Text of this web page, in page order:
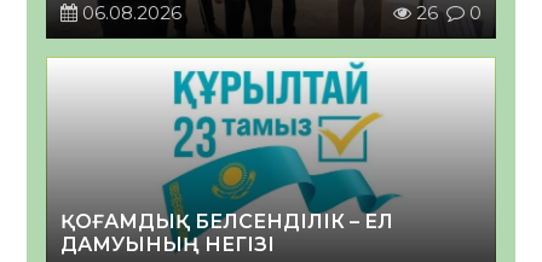
06.08.2026
26 0
ҚОҒАМДЫҚ БЕЛСЕНДІЛІК – ЕЛ
ДАМУЫНЫҢ НЕГІЗІ